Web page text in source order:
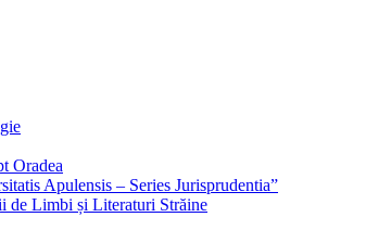
Oradea
Apulensis – Series Jurisprudentia”
de Limbi și Literaturi Străine